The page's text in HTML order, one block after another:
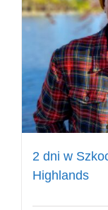
2 dni w
Highlands